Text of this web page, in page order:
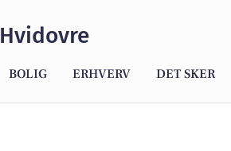
Hvidovre
BOLIG ERHVERV DET SKER